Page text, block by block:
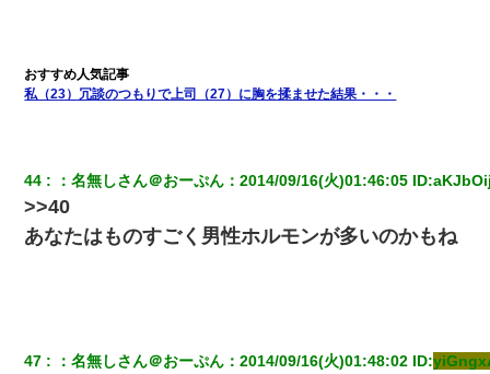
私（23）冗談のつもりで上司（27）に胸を揉ませた結果・・・
44 ：名無しさん＠おーぷん ：2014/09/16(火)01:46:05 ID:
>>40
あなたはものすごく男性ホルモンが多いのかもね
47 ：名無しさん＠おーぷん ：2014/09/16(火)01:48:02 ID: